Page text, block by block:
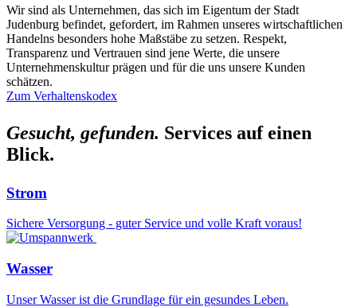
Wir sind als Unternehmen, das sich im Eigentum der Stadt
Judenburg befindet, gefordert, im Rahmen unseres wirtschaftlichen
Handelns besonders hohe Maßstäbe zu setzen. Respekt,
Transparenz und Vertrauen sind jene Werte, die unsere
Unternehmenskultur prägen und für die uns unsere Kunden
schätzen.
Zum Verhaltenskodex
Gesucht, gefunden. Services auf einen
Blick.
Strom
Sichere Versorgung - guter Service und volle Kraft voraus!
Wasser
Unser Wasser ist die Grundlage für ein gesundes Leben.